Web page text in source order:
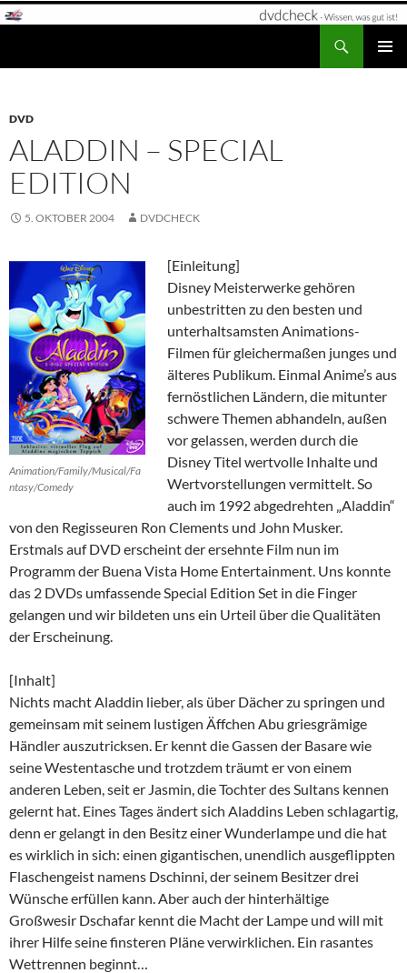
Zum
DVD
ALADDIN – SPECIAL
EDITION
5. OKTOBER 2004 DVDCHECK
Animation/Family/Musical/Fa
ntasy/Comedy
[Einleitung]
Disney Meisterwerke gehören
unbestritten zu den besten und
unterhaltsamsten Animations-
Filmen für gleichermaßen junges und
älteres Publikum. Einmal Anime’s aus
fernöstlichen Ländern, die mitunter
schwere Themen abhandeln, außen
vor gelassen, werden durch die
Disney Titel wertvolle Inhalte und
Wertvorstellungen vermittelt. So
auch im 1992 abgedrehten „Aladdin“
von den Regisseuren Ron Clements und John Musker.
Erstmals auf DVD erscheint der ersehnte Film nun im
Programm der Buena Vista Home Entertainment. Uns konnte
das 2 DVDs umfassende Special Edition Set in die Finger
gelangen und wir bildeten uns ein Urteil über die Qualitäten
der Erscheinung.
[Inhalt]
Nichts macht Aladdin lieber, als über Dächer zu springen und
gemeinsam mit seinem lustigen Äffchen Abu griesgrämige
Händler auszutricksen. Er kennt die Gassen der Basare wie
seine Westentasche und trotzdem träumt er von einem
anderen Leben, seit er Jasmin, die Tochter des Sultans kennen
gelernt hat. Eines Tages ändert sich Aladdins Leben schlagartig,
denn er gelangt in den Besitz einer Wunderlampe und die hat
es wirklich in sich: einen gigantischen, unendlich ausgeflippten
Flaschengeist namens Dschinni, der seinem Besitzer drei
Wünsche erfüllen kann. Aber auch der hinterhältige
Großwesir Dschafar kennt die Macht der Lampe und will mit
ihrer Hilfe seine finsteren Pläne verwirklichen. Ein rasantes
Wettrennen beginnt…